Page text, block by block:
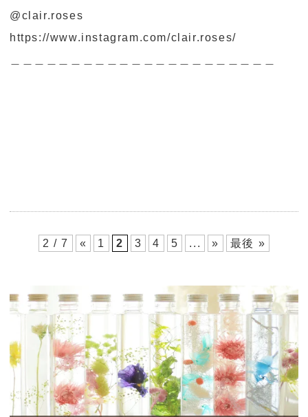
@clair.roses
https://www.instagram.com/clair.roses/
2 / 7 « 1 2 3 4 5 ... » 最後 »